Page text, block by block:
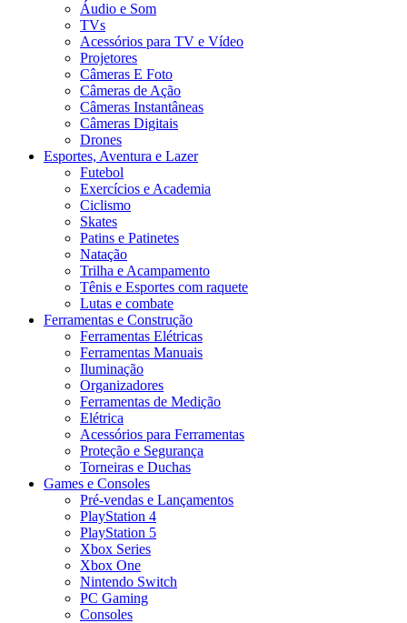
Áudio e Som
TVs
Acessórios para TV e Vídeo
Projetores
Câmeras E Foto
Câmeras de Ação
Câmeras Instantâneas
Câmeras Digitais
Drones
Esportes, Aventura e Lazer
Futebol
Exercícios e Academia
Ciclismo
Skates
Patins e Patinetes
Natação
Trilha e Acampamento
Tênis e Esportes com raquete
Lutas e combate
Ferramentas e Construção
Ferramentas Elétricas
Ferramentas Manuais
Iluminação
Organizadores
Ferramentas de Medição
Elétrica
Acessórios para Ferramentas
Proteção e Segurança
Torneiras e Duchas
Games e Consoles
Pré-vendas e Lançamentos
PlayStation 4
PlayStation 5
Xbox Series
Xbox One
Nintendo Switch
PC Gaming
Consoles